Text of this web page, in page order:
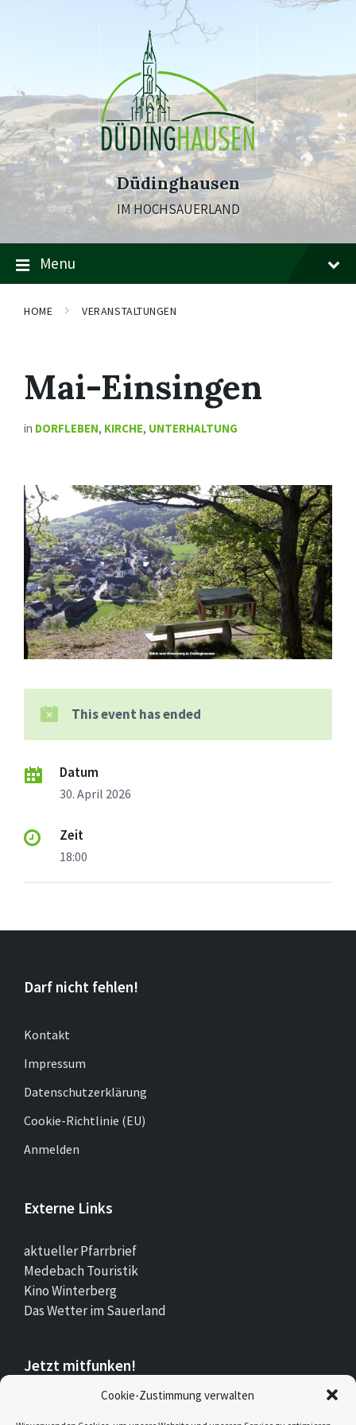
Cookie-Zustimmung verwalten
Düdinghausen
IM HOCHSAUERLAND
Menu
HOME VERANSTALTUNGEN
Mai-Einsingen
in DORFLEBEN, KIRCHE, UNTERHALTUNG
This event has ended
Datum
30. April 2026
Zeit
18:00
Darf nicht fehlen!
Kontakt
Impressum
Datenschutzerklärung
Cookie-Richtlinie (EU)
Anmelden
Externe Links
aktueller Pfarrbrief
Medebach Touristik
Kino Winterberg
Das Wetter im Sauerland
Jetzt mitfunken!